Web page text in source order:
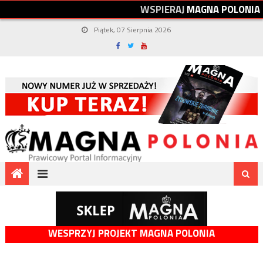
WSPIERAJMAGNAPOLONIA
Piątek, 07 Sierpnia 2026
WESPRZYJ PROJEKT MAGNA POLONIA